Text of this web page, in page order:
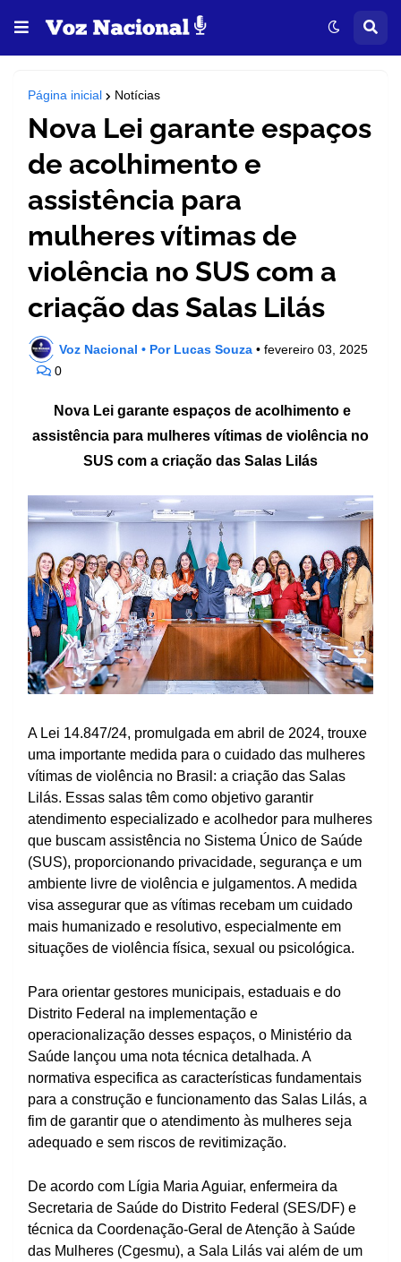
Página inicial Notícias
Nova Lei garante espaços
de acolhimento e
assistência para
mulheres vítimas de
violência no SUS com a
criação das Salas Lilás
Voz Nacional • Por Lucas Souza • fevereiro 03, 2025
0
Nova Lei garante espaços de acolhimento e
assistência para mulheres vítimas de violência no
SUS com a criação das Salas Lilás
A Lei 14.847/24, promulgada em abril de 2024, trouxe
uma importante medida para o cuidado das mulheres
vítimas de violência no Brasil: a criação das Salas
Lilás. Essas salas têm como objetivo garantir
atendimento especializado e acolhedor para mulheres
que buscam assistência no Sistema Único de Saúde
(SUS), proporcionando privacidade, segurança e um
ambiente livre de violência e julgamentos. A medida
visa assegurar que as vítimas recebam um cuidado
mais humanizado e resolutivo, especialmente em
situações de violência física, sexual ou psicológica.
Para orientar gestores municipais, estaduais e do
Distrito Federal na implementação e
operacionalização desses espaços, o Ministério da
Saúde lançou uma nota técnica detalhada. A
normativa especifica as características fundamentais
para a construção e funcionamento das Salas Lilás, a
fim de garantir que o atendimento às mulheres seja
adequado e sem riscos de revitimização.
De acordo com Lígia Maria Aguiar, enfermeira da
Secretaria de Saúde do Distrito Federal (SES/DF) e
técnica da Coordenação-Geral de Atenção à Saúde
das Mulheres (Cgesmu), a Sala Lilás vai além de um